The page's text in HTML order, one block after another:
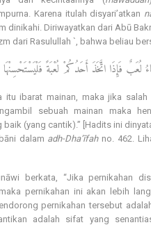
Karena itulah disyari’atkan
dinikahi. Diriwayatkan dari Abū
dari Rasulullah `, bahwa beliau
لُعَبٌ فَإِذَا اتَّخَذَ أَحَدُكُمْ لُعْبَةً فَلْيَسْتَحْسِنْهَا
itu ibarat mainan, maka jika
sebuah mainan maka
baik (yang cantik).” [Hadits ini
dalam adh-Dha’īfahno. 462.
berkata, “Jika pernikahan
pernikahan ini akan lebih
pernikahan tersebut
adalah sifat yang